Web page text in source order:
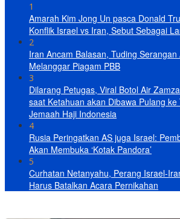
1
Amarah Kim Jong Un pasca Donald
Konflik Israel vs Iran, Sebut Sebagai
2
Iran Ancam Balasan, Tuding
Melanggar Piagam PBB
3
Dilarang Petugas, Viral Botol Air
saat Ketahuan akan Dibawa Pulang ke
Jemaah Haji Indonesia
4
Rusia Peringatkan AS juga Israel:
Akan Membuka ‘Kotak Pandora’
5
Curhatan Netanyahu, Perang Israel-
Harus Batalkan Acara Pernikahan